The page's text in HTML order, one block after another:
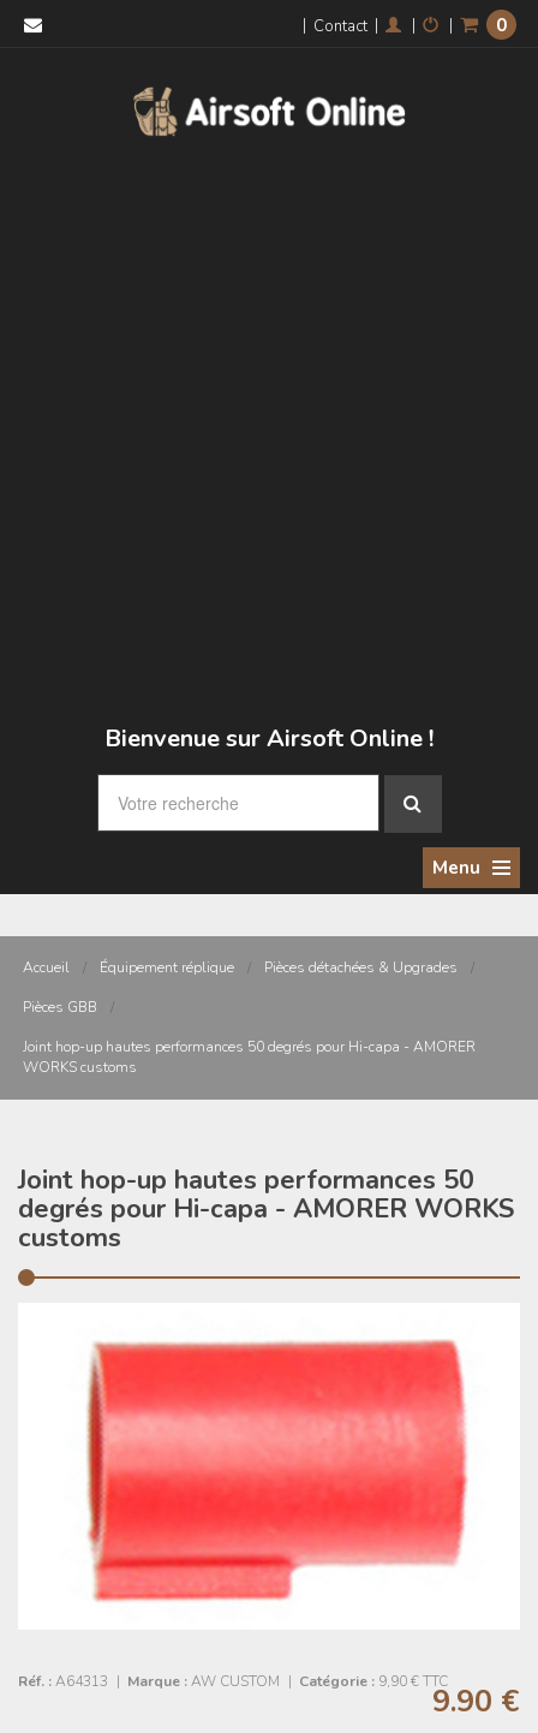
| Contact | | | 0
Bienvenue sur Airsoft Online !
Menu
Accueil / Équipement réplique / Pièces détachées & Upgrades /
Pièces GBB /
Joint hop-up hautes performances 50 degrés pour Hi-capa - AMORER
WORKS customs
Joint hop-up hautes performances 50
degrés pour Hi-capa - AMORER WORKS
customs
Réf. :A64313 | Marque :AW CUSTOM | Catégorie : 9,90 € TTC9.90 €